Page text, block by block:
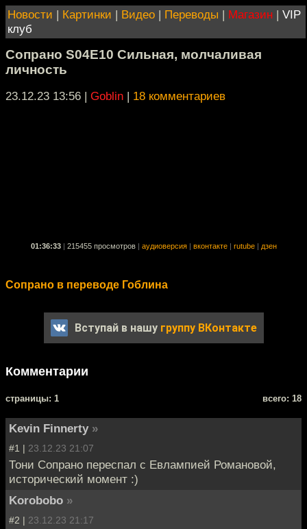
Новости | Картинки | Видео | Переводы | Магазин | VIP
клуб
Сопрано S04E10 Сильная, молчаливая
личность
23.12.23 13:56 | Goblin | 18 комментариев
01:36:33 215455 просмотров аудиоверсия вконтакте rutube дзен
Сопрано в переводе Гоблина
Вступай в нашу группу ВКонтакте
Комментарии
cтраницы: 1 всего: 18
Kevin Finnerty »
#1 | 23.12.23 21:07
Тони Сопрано переспал с Евлампией Романовой,
исторический момент :)
Korobobo »
#2 | 23.12.23 21:17